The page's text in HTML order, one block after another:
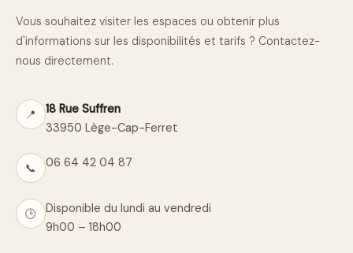
Vous souhaitez visiter les espaces ou obtenir plus
d'informations sur les disponibilités et tarifs ? Contactez-
nous directement.
📍
18 Rue Suffren
33950 Lège-Cap-Ferret
📞 06 64 42 04 87
🕒
Disponible du lundi au vendredi
9h00 – 18h00